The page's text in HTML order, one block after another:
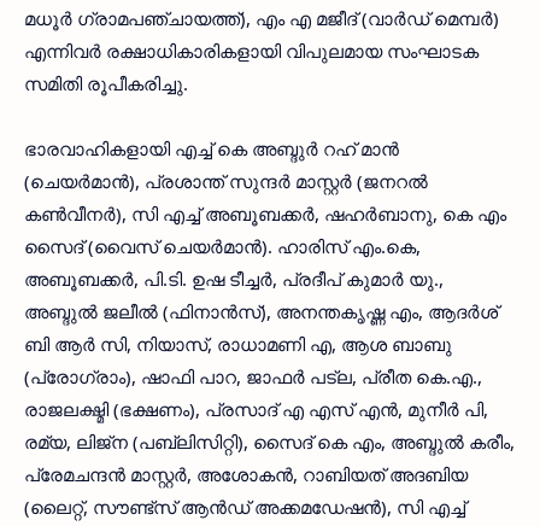
മധൂര്‍ ഗ്രാമപഞ്ചായത്ത്), എം എ മജീദ് (വാര്‍ഡ് മെമ്പര്‍)
എന്നിവര്‍ രക്ഷാധികാരികളായി വിപുലമായ സംഘാടക
സമിതി രൂപീകരിച്ചു.
ഭാരവാഹികളായി എച്ച് കെ അബ്ദുര്‍ റഹ് മാന്‍
(ചെയര്‍മാന്‍), പ്രശാന്ത് സുന്ദര്‍ മാസ്റ്റര്‍ (ജനറല്‍
കണ്‍വീനര്‍), സി എച്ച് അബൂബക്കര്‍, ഷഹര്‍ബാനു, കെ എം
സൈദ് (വൈസ് ചെയര്‍മാന്‍). ഹാരിസ് എം.കെ,
അബൂബക്കര്‍, പി.ടി. ഉഷ ടീച്ചര്‍, പ്രദീപ് കുമാര്‍ യു.,
അബ്ദുല്‍ ജലീല്‍ (ഫിനാന്‍സ്), അനന്തകൃഷ്ണ എം, ആദര്‍ശ്
ബി ആര്‍ സി, നിയാസ്, രാധാമണി എ, ആശ ബാബു
(പ്രോഗ്രാം), ഷാഫി പാറ, ജാഫര്‍ പട്‌ല, പ്രീത കെ.എ.,
രാജലക്ഷ്മി (ഭക്ഷണം), പ്രസാദ് എ എസ് എന്‍, മുനീര്‍ പി,
രമ്യ, ലിജ്‌ന (പബ്ലിസിറ്റി), സൈദ് കെ എം, അബ്ദുല്‍ കരീം,
പ്രേമചന്ദന്‍ മാസ്റ്റര്‍, അശോകന്‍, റാബിയത് അദബിയ
(ലൈറ്റ്, സൗണ്ട്‌സ് ആന്‍ഡ് അക്കമഡേഷന്‍), സി എച്ച്